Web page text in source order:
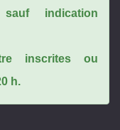
indication
inscrites ou
h.